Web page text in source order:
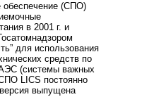
обеспечение (СПО)
в 2001 г. и
для использования
средств по
(системы важных
LICS постоянно
выпущена